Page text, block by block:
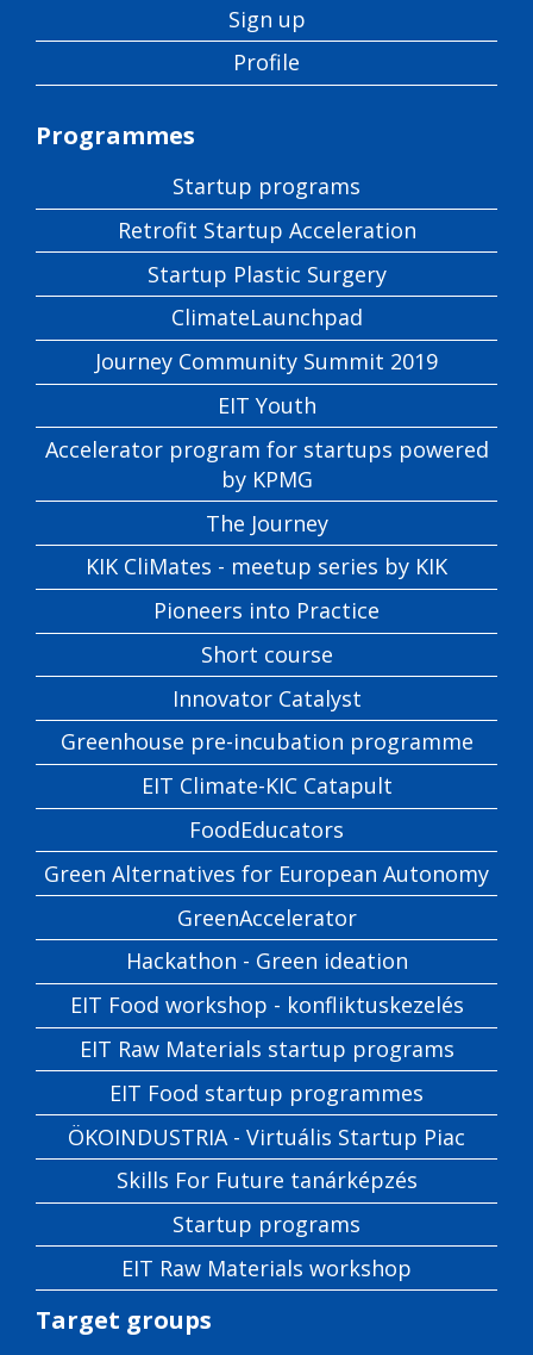
Sign up
Profile
Programmes
Startup programs
Retrofit Startup Acceleration
Startup Plastic Surgery
ClimateLaunchpad
Journey Community Summit 2019
EIT Youth
Accelerator program for startups powered
by KPMG
The Journey
KIK CliMates - meetup series by KIK
Pioneers into Practice
Short course
Innovator Catalyst
Greenhouse pre-incubation programme
EIT Climate-KIC Catapult
FoodEducators
Green Alternatives for European Autonomy
GreenAccelerator
Hackathon - Green ideation
EIT Food workshop - konfliktuskezelés
EIT Raw Materials startup programs
EIT Food startup programmes
ÖKOINDUSTRIA - Virtuális Startup Piac
Skills For Future tanárképzés
Startup programs
EIT Raw Materials workshop
Target groups